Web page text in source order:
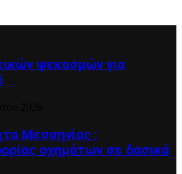
ψεκασμών για
Μεσσηνίας :
οχημάτων σε δασικά